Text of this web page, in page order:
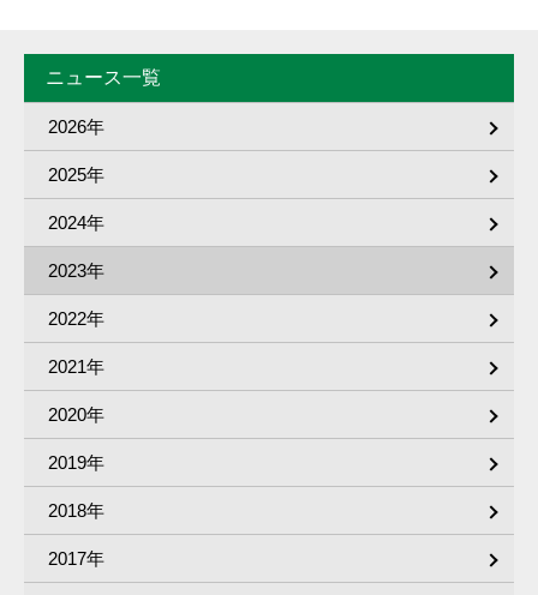
ニュース一覧
2026年
2025年
2024年
2023年
2022年
2021年
2020年
2019年
2018年
2017年